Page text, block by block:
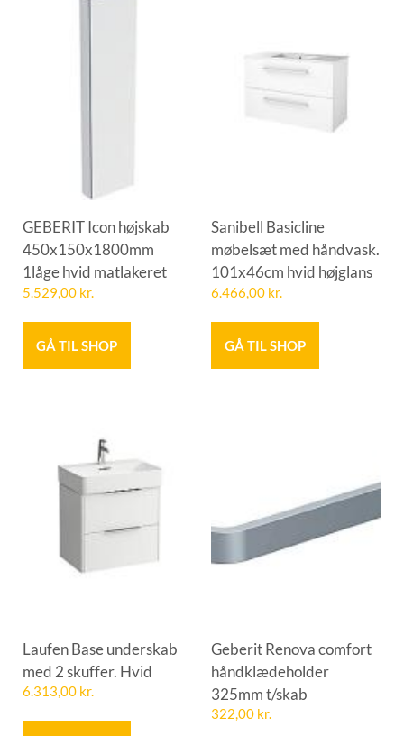
GEBERIT Icon højskab
450x150x1800mm
1låge hvid matlakeret
5.529,00 kr.
GÅ TIL SHOP
Sanibell Basicline
møbelsæt med håndvask.
101x46cm hvid højglans
6.466,00 kr.
GÅ TIL SHOP
Laufen Base underskab
med 2 skuffer. Hvid
6.313,00 kr.
Geberit Renova comfort
håndklædeholder
325mm t/skab
322,00 kr.